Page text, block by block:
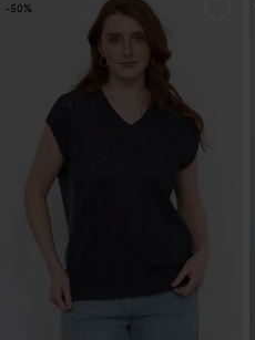
-50%